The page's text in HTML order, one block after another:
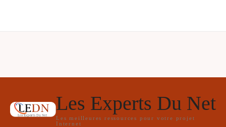
Les Experts Du Net
Les meilleures ressources pour votre projet
Internet